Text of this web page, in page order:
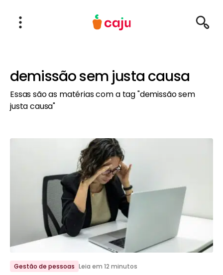
Menu Principal
Abrir Menu
demissão sem justa causa
Essas são as matérias com a tag "demissão sem
justa causa"
Gestão de pessoas Leia em 12 minutos